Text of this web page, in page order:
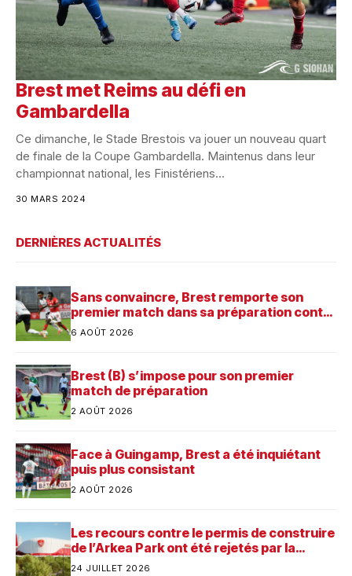
Brest met Reims au défi en
Gambardella
Ce dimanche, le Stade Brestois va jouer un nouveau quart
de finale de la Coupe Gambardella. Maintenus dans leur
championnat national, les Finistériens...
30 MARS 2024
DERNIÈRES ACTUALITÉS
Sans convaincre, Brest remporte son
premier match dans sa préparation contre
Saint-Brieuc
6 AOÛT 2026
Brest (B) s’impose pour son premier
match de préparation
2 AOÛT 2026
Face à Guingamp, Brest a été inquiétant
puis plus consistant
2 AOÛT 2026
Les recours contre le permis de construire
de l’Arkea Park ont été rejetés par la
justice. Quelle est désormais la prochaine
24 JUILLET 2026